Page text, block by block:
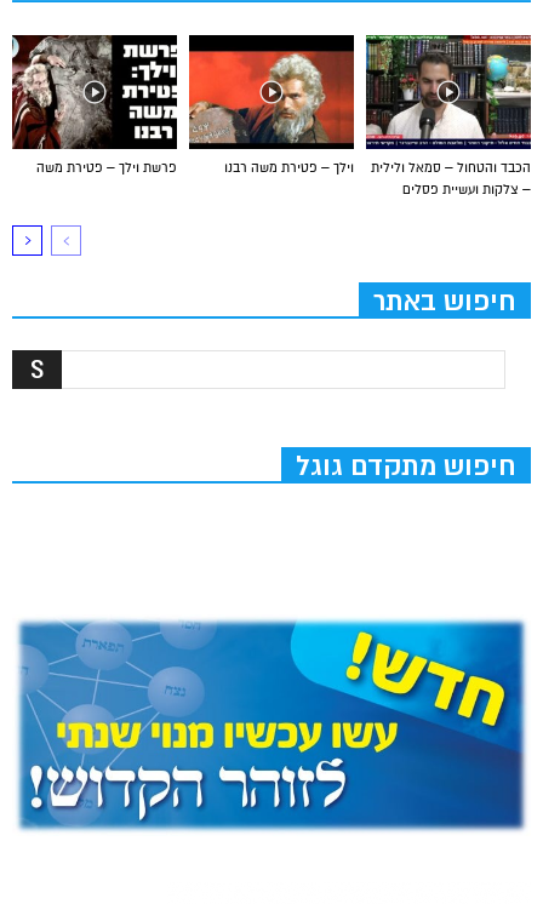
פרשת וילך – פטירת משה וילך – פטירת משה רבנו
הכבד והטחול – סמאל ולילית
– צלקות ועשיית פסלים
חיפוש באתר
חיפוש מתקדם גוגל